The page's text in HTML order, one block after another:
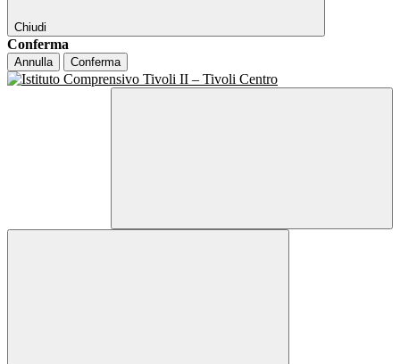
Chiudi
Conferma
Annulla Conferma